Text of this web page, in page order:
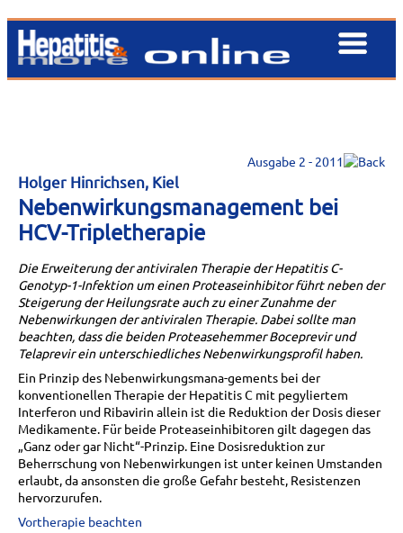
Ausgabe 2 - 2011
Holger Hinrichsen, Kiel
Nebenwirkungsmanagement bei
HCV-Tripletherapie
Die Erweiterung der antiviralen Therapie der Hepatitis C-
Genotyp-1-Infektion um einen Proteaseinhibitor führt neben der
Steigerung der Heilungsrate auch zu einer Zunahme der
Nebenwirkungen der antiviralen Therapie. Dabei sollte man
beachten, dass die beiden Proteasehemmer Boceprevir und
Telaprevir ein unterschiedliches Nebenwirkungsprofil haben.
Ein Prinzip des Nebenwirkungsmana-gements bei der
konventionellen Therapie der Hepatitis C mit pegyliertem
Interferon und Ribavirin allein ist die Reduktion der Dosis dieser
Medikamente. Für beide Proteaseinhibitoren gilt dagegen das
„Ganz oder gar Nicht“-Prinzip. Eine Dosisreduktion zur
Beherrschung von Nebenwirkungen ist unter keinen Umstanden
erlaubt, da ansonsten die große Gefahr besteht, Resistenzen
hervorzurufen.
Vortherapie beachten